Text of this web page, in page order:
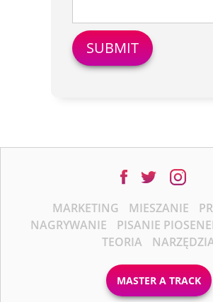
MARKETING MIESZANIE
NAGRYWANIE
PISANIE
TEORIA
MASTER A TRACK